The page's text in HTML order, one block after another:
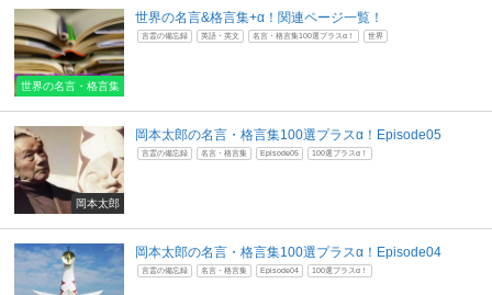
世界の名言・格言集
世界の名言&格言集+α！関連ページ一覧！
言霊の備忘録 英語・英文 名言・格言集100選プラスα！ 世界
岡本太郎
岡本太郎の名言・格言集100選プラスα！Episode05
言霊の備忘録 名言・格言集 Episode05 100選プラスα！
岡本太郎の名言・格言集100選プラスα！Episode04
言霊の備忘録 名言・格言集 Episode04 100選プラスα！